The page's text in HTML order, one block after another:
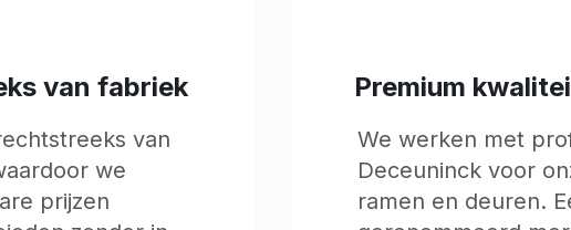
van fabriek
van
we
prijzen
Premium
We werken met
Deceuninck voor
ramen en deuren.